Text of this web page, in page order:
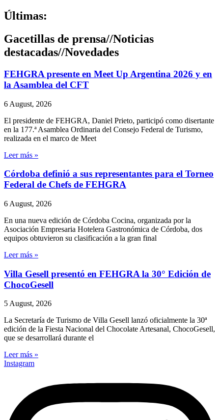
Últimas:
Gacetillas de prensa//Noticias
destacadas//Novedades
FEHGRA presente en Meet Up Argentina 2026 y en
la Asamblea del CFT
6 August, 2026
El presidente de FEHGRA, Daniel Prieto, participó como disertante
en la 177.ª Asamblea Ordinaria del Consejo Federal de Turismo,
realizada en el marco de Meet
Leer más »
Córdoba definió a sus representantes para el Torneo
Federal de Chefs de FEHGRA
6 August, 2026
En una nueva edición de Córdoba Cocina, organizada por la
Asociación Empresaria Hotelera Gastronómica de Córdoba, dos
equipos obtuvieron su clasificación a la gran final
Leer más »
Villa Gesell presentó en FEHGRA la 30° Edición de
ChocoGesell
5 August, 2026
La Secretaría de Turismo de Villa Gesell lanzó oficialmente la 30ª
edición de la Fiesta Nacional del Chocolate Artesanal, ChocoGesell,
que se desarrollará durante el
Leer más »
Instagram